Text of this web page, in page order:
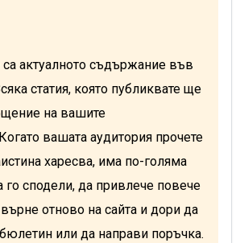
са актуалното съдържание във
статия, която публиквате ще
на вашите
Когато вашата аудитория прочете
харесва, има по-голяма
го сподели, да привлече повече
отново на сайта и дори да
или да направи поръчка.